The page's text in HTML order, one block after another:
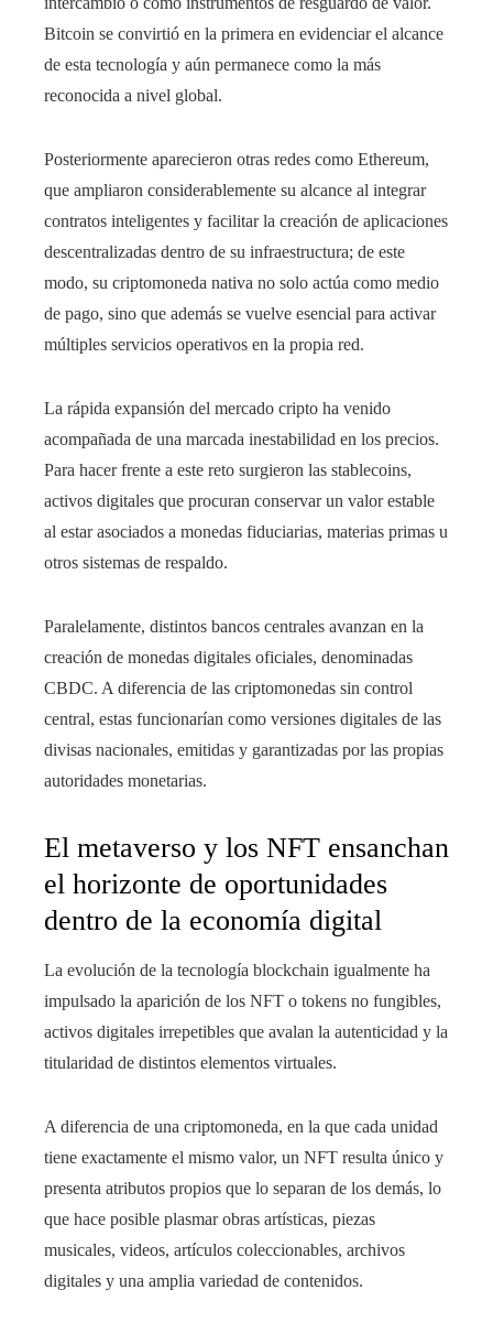
Bitcoin se convirtió en la primera en evidenciar el alcance
de esta tecnología y aún permanece como la más
reconocida a nivel global.
Posteriormente aparecieron otras redes como Ethereum,
que ampliaron considerablemente su alcance al integrar
contratos inteligentes y facilitar la creación de aplicaciones
descentralizadas dentro de su infraestructura; de este
modo, su criptomoneda nativa no solo actúa como medio
de pago, sino que además se vuelve esencial para activar
múltiples servicios operativos en la propia red.
La rápida expansión del mercado cripto ha venido
acompañada de una marcada inestabilidad en los precios.
Para hacer frente a este reto surgieron las stablecoins,
activos digitales que procuran conservar un valor estable
al estar asociados a monedas fiduciarias, materias primas u
otros sistemas de respaldo.
Paralelamente, distintos bancos centrales avanzan en la
creación de monedas digitales oficiales, denominadas
CBDC. A diferencia de las criptomonedas sin control
central, estas funcionarían como versiones digitales de las
divisas nacionales, emitidas y garantizadas por las propias
autoridades monetarias.
El metaverso y los NFT ensanchan
el horizonte de oportunidades
dentro de la economía digital
La evolución de la tecnología blockchain igualmente ha
impulsado la aparición de los NFT o tokens no fungibles,
activos digitales irrepetibles que avalan la autenticidad y la
titularidad de distintos elementos virtuales.
A diferencia de una criptomoneda, en la que cada unidad
tiene exactamente el mismo valor, un NFT resulta único y
presenta atributos propios que lo separan de los demás, lo
que hace posible plasmar obras artísticas, piezas
musicales, videos, artículos coleccionables, archivos
digitales y una amplia variedad de contenidos.